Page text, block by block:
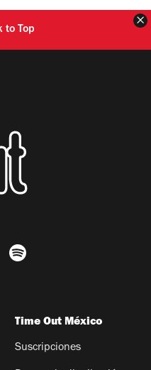
to Top
Time Out México
Suscripciones